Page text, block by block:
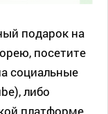
подарок на
посетите
социальные
либо
платформе